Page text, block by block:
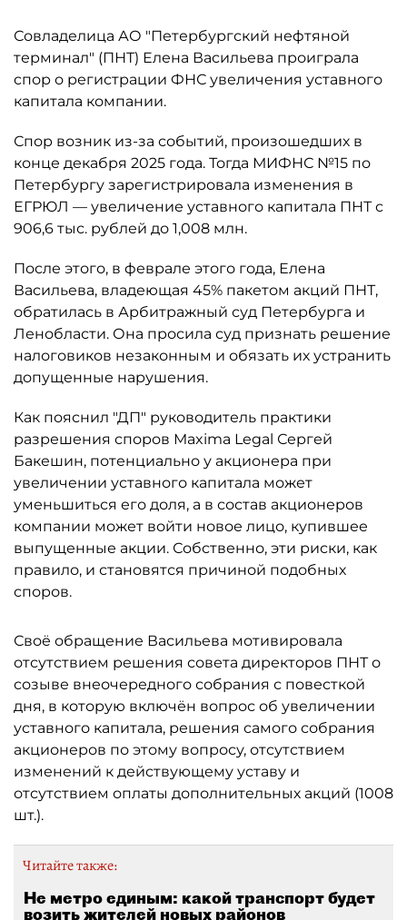
Совладелица АО "Петербургский нефтяной
терминал" (ПНТ) Елена Васильева проиграла
спор о регистрации ФНС увеличения уставного
капитала компании.
Спор возник из-за событий, произошедших в
конце декабря 2025 года. Тогда МИФНС №15 по
Петербургу зарегистрировала изменения в
ЕГРЮЛ — увеличение уставного капитала ПНТ с
906,6 тыс. рублей до 1,008 млн.
После этого, в феврале этого года, Елена
Васильева, владеющая 45% пакетом акций ПНТ,
обратилась в Арбитражный суд Петербурга и
Ленобласти. Она просила суд признать решение
налоговиков незаконным и обязать их устранить
допущенные нарушения.
Как пояснил "ДП" руководитель практики
разрешения споров Maxima Legal Сергей
Бакешин, потенциально у акционера при
увеличении уставного капитала может
уменьшиться его доля, а в состав акционеров
компании может войти новое лицо, купившее
выпущенные акции. Собственно, эти риски, как
правило, и становятся причиной подобных
споров.
Своё обращение Васильева мотивировала
отсутствием решения совета директоров ПНТ о
созыве внеочередного собрания с повесткой
дня, в которую включён вопрос об увеличении
уставного капитала, решения самого собрания
акционеров по этому вопросу, отсутствием
изменений к действующему уставу и
отсутствием оплаты дополнительных акций (1008
шт.).
Читайте также:
Не метро единым: какой транспорт будет
возить жителей новых районов